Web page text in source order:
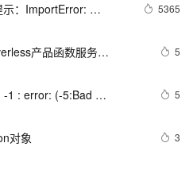
：ImportError:
5365
产品函数服务
5
1 : error: (-5:Bad
5
对象 3